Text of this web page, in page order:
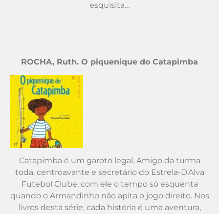
esquisita…
ROCHA, Ruth. O piquenique do Catapimba
Catapimba é um garoto legal. Amigo da turma
toda, centroavante e secretário do Estrela-D’Alva
Futebol Clube, com ele o tempo só esquenta
quando o Armandinho não apita o jogo direito. Nos
livros desta série, cada história é uma aventura,